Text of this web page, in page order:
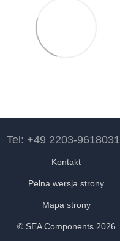
Tel: +49 2203-9618031
Kontakt
Pełna wersja strony
Mapa strony
© SEA Components 2026